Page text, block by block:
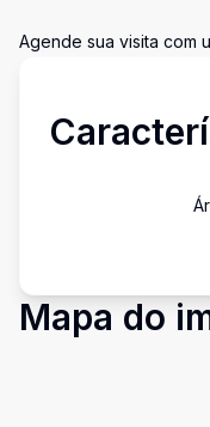
Agende sua visita com
Mapa do